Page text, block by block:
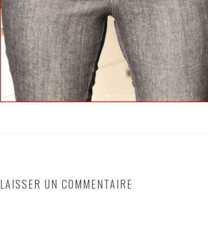
LAISSER UN COMMENTAIRE